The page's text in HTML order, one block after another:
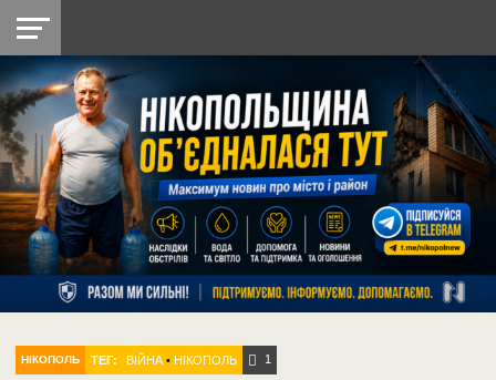
НІКОПОЛЬ
РАЙОН
СІЧЕСЛАВСЬКА
УКРАЇНА
РЕТРО
НІКОПОЛЬ
ЛАЙТ
УКРАЇНА
ДОПОМОГА
РАДІО
НІКОПОЛЬ ТЕГ: ВІЙНА •НІКОПОЛЬ 1